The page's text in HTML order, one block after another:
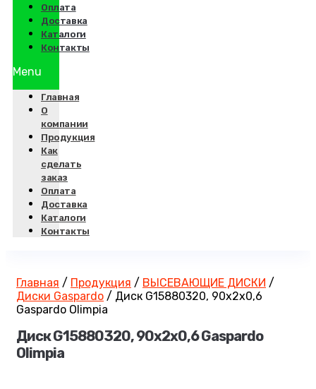
Оплата
Доставка
Каталоги
Контакты
Menu
Главная
О
компании
Продукция
Как
сделать
заказ
Оплата
Доставка
Каталоги
Контакты
Главная / Продукция / ВЫСЕВАЮЩИЕ ДИСКИ /
Диски Gaspardo / Диск G15880320, 90х2х0,6
Gaspardo Olimpia
Диск G15880320, 90х2х0,6 Gaspardo
Olimpia